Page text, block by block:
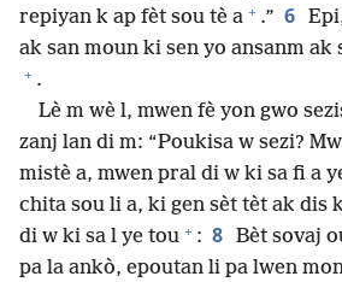
repiyan k ap fèt sou tè a + .” 6
ak san moun ki sen yo ansanm ak
+ .
Lè m wè l, mwen fè yon gwo
zanj lan di m: “Poukisa w sezi?
mistè a, mwen pral di w ki sa fi a
chita sou li a, ki gen sèt tèt ak dis
di w ki sa l ye tou + : 8 Bèt sovaj
pa la ankò, epoutan li pa lwen